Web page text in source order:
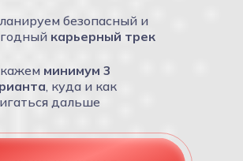
безопасный и
карьерный трек
минимум 3
, куда и как
дальше